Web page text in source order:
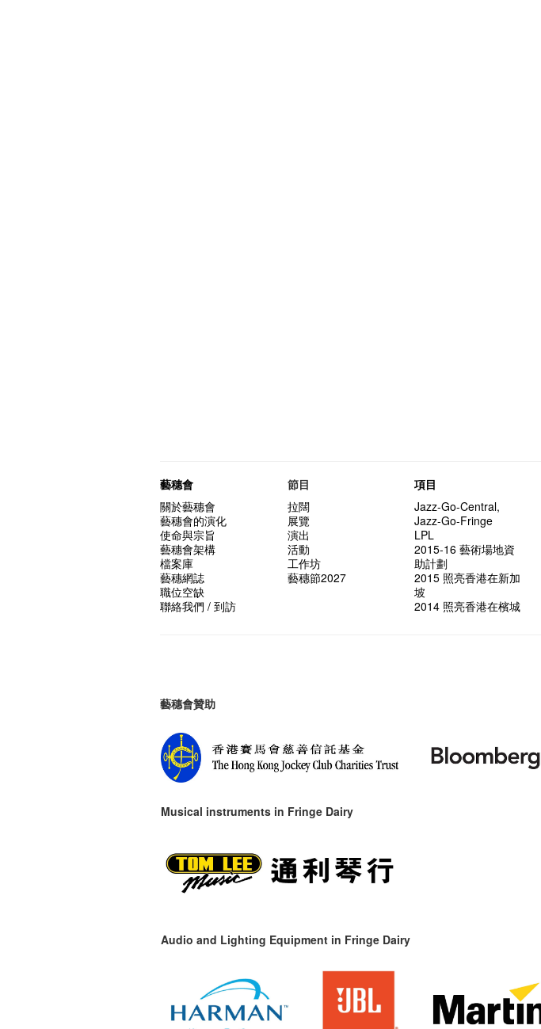
藝穗會
關於藝穗會
藝穗會的演化
使命與宗旨
藝穗會架構
檔案庫
藝穗網誌
職位空缺
聯絡我們 / 到訪
節目
拉闊
展覽
演出
活動
工作坊
藝穗節2027
項目
Jazz-Go-Central,
Jazz-Go-Fringe
LPL
2015-16 藝術場地資
助計劃
2015 照亮香港在新加
坡
2014 照亮香港在檳城
藝穗會贊助
Musical instruments in Fringe Dairy
Audio and Lighting Equipment in Fringe Dairy